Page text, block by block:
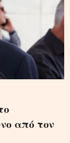
από τον